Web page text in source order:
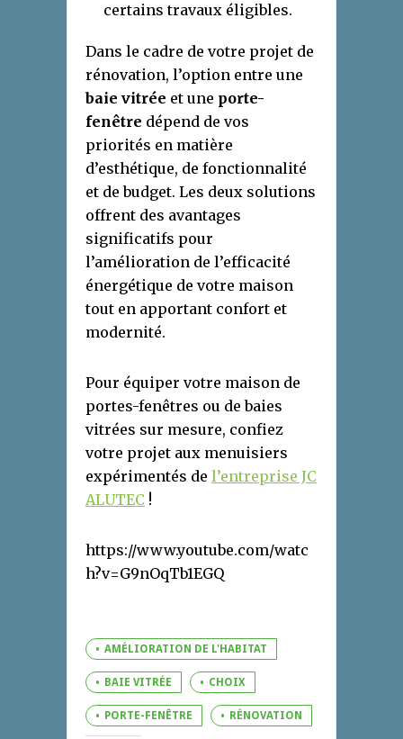
certains travaux éligibles.
Dans le cadre de votre projet de
rénovation, l’option entre une
baie vitrée et une porte-
fenêtre dépend de vos
priorités en matière
d’esthétique, de fonctionnalité
et de budget. Les deux solutions
offrent des avantages
significatifs pour
l’amélioration de l’efficacité
énergétique de votre maison
tout en apportant confort et
modernité.
Pour équiper votre maison de
portes-fenêtres ou de baies
vitrées sur mesure, confiez
votre projet aux menuisiers
expérimentés de l’entreprise JC
ALUTEC !
https://www.youtube.com/watc
h?v=G9nOqTb1EGQ
AMÉLIORATION DE L'HABITAT
BAIE VITRÉE CHOIX
PORTE-FENÊTRE RÉNOVATION